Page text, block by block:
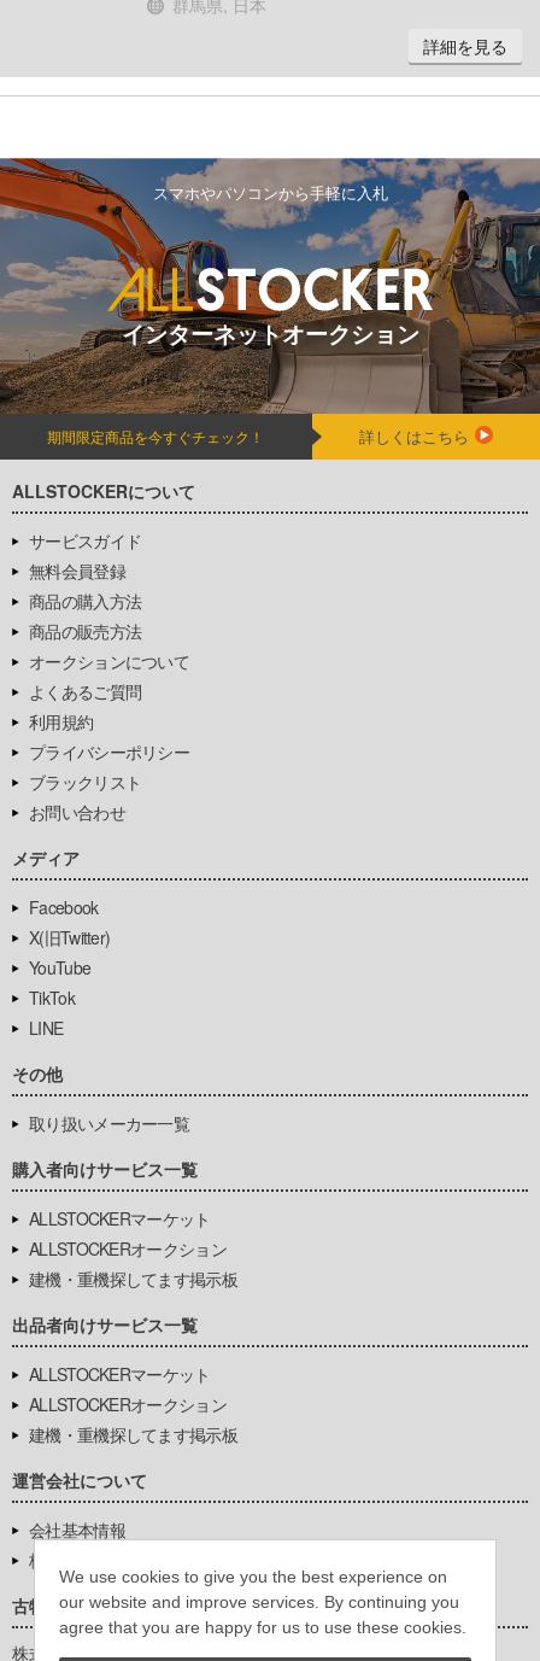
We use cookies to give you the best experience on
our website and improve services. By continuing you
agree that you are happy for us to use these cookies.
群馬県, 日本
詳細を見る
スマホやパソコンから手軽に入札
インターネットオークション
期間限定商品を今すぐチェック！ 詳しくはこちら
ALLSTOCKERについて
サービスガイド
無料会員登録
商品の購入方法
商品の販売方法
オークションについて
よくあるご質問
利用規約
プライバシーポリシー
ブラックリスト
お問い合わせ
メディア
Facebook
X(旧Twitter)
YouTube
TikTok
LINE
その他
取り扱いメーカー一覧
購入者向けサービス一覧
ALLSTOCKERマーケット
ALLSTOCKERオークション
建機・重機探してます掲示板
出品者向けサービス一覧
ALLSTOCKERマーケット
ALLSTOCKERオークション
建機・重機探してます掲示板
運営会社について
会社基本情報
株式会社豊環境開発
古物営業法に基づく表示
株式会社豊環境開発